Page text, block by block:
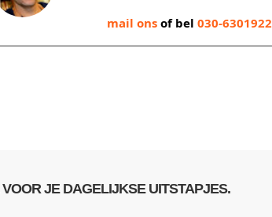
mail onsof bel 030-6301922
JE DAGELIJKSE UITSTAPJES.